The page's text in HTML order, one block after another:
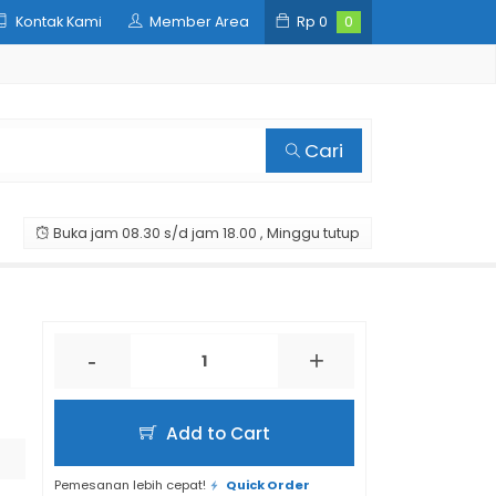
Kontak Kami Member Area Rp 0 0
Cari
Buka jam 08.30 s/d jam 18.00 , Minggu tutup
- +
Add to Cart
Pemesanan lebih cepat! Quick Order